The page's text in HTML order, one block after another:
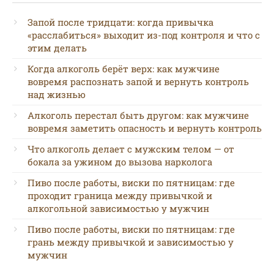
Запой после тридцати: когда привычка
«расслабиться» выходит из-под контроля и что с
этим делать
Когда алкоголь берёт верх: как мужчине
вовремя распознать запой и вернуть контроль
над жизнью
Алкоголь перестал быть другом: как мужчине
вовремя заметить опасность и вернуть контроль
Что алкоголь делает с мужским телом — от
бокала за ужином до вызова нарколога
Пиво после работы, виски по пятницам: где
проходит граница между привычкой и
алкогольной зависимостью у мужчин
Пиво после работы, виски по пятницам: где
грань между привычкой и зависимостью у
мужчин